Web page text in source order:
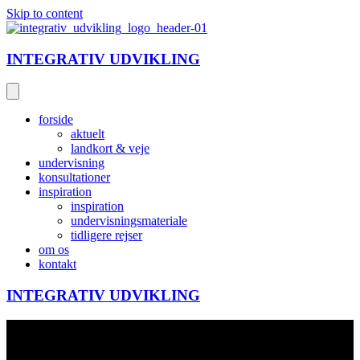
Skip to content
INTEGRATIV UDVIKLING
forside
aktuelt
landkort & veje
undervisning
konsultationer
inspiration
inspiration
undervisningsmateriale
tidligere rejser
om os
kontakt
INTEGRATIV UDVIKLING